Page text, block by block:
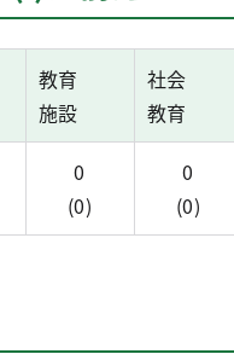
教育
施設
社会
教育
0
(0)
0
(0)